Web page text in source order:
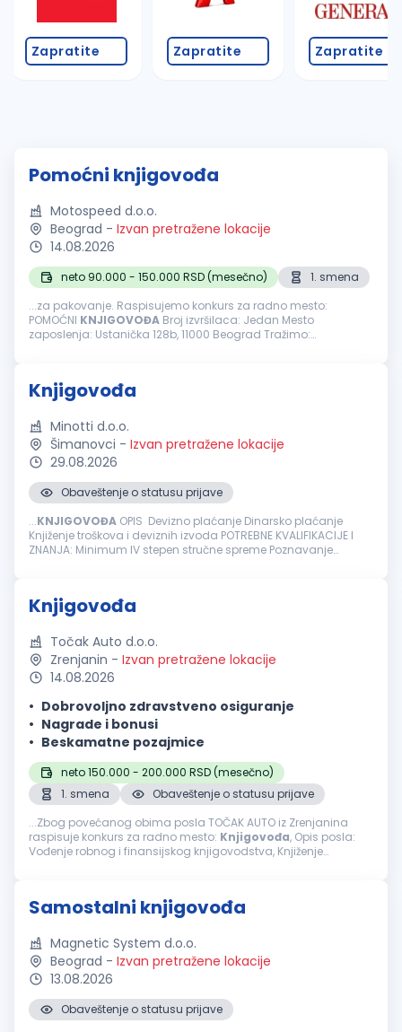
Zapratite Zapratite Zapratite
Pomoćni knjigovođa
Motospeed d.o.o.
Beograd - Izvan pretražene lokacije
14.08.2026
neto 90.000 - 150.000 RSD (mesečno)
1. smena
...za pakovanje. Raspisujemo konkurs za radno mesto:
POMOĆNI KNJIGOVOĐA Broj izvršilaca: Jedan Mesto
zaposlenja: Ustanička 128b, 11000 Beograd Tražimo:
Knjigovođa
Minotti d.o.o.
Šimanovci - Izvan pretražene lokacije
29.08.2026
Obaveštenje o statusu prijave
...KNJIGOVOĐA OPIS Devizno plaćanje Dinarsko plaćanje
Knjiženje troškova i deviznih izvoda POTREBNE KVALIFIKACIJE I
ZNANJA: Minimum IV stepen stručne spreme Poznavanje
Knjigovođa
Točak Auto d.o.o.
Zrenjanin - Izvan pretražene lokacije
14.08.2026
Dobrovoljno zdravstveno osiguranje
Nagrade i bonusi
Beskamatne pozajmice
neto 150.000 - 200.000 RSD (mesečno)
1. smena
Obaveštenje o statusu prijave
...Zbog povećanog obima posla TOČAK AUTO iz Zrenjanina
raspisuje konkurs za radno mesto: Knjigovođa, Opis posla:
Vođenje robnog i finansijskog knjigovodstva, Knjiženje
Samostalni knjigovođa
Magnetic System d.o.o.
Beograd - Izvan pretražene lokacije
13.08.2026
Obaveštenje o statusu prijave